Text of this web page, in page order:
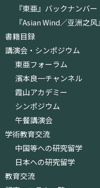
『東亜』バックナンバー
『Asian Wind／亚洲之
書籍目録
講演会・シンポジウム
東亜フォーラム
濱本良一チャンネル
霞山アカデミー
シンポジウム
午餐講演会
学術教育交流
中国等への研究留学
日本への研究留学
教育交流